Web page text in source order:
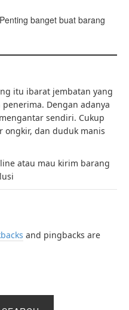
Penting banget buat barang
itu ibarat jembatan yang
Dengan adanya
sendiri. Cukup
ongkir, dan duduk manis
atau mau kirim barang
and pingbacks are